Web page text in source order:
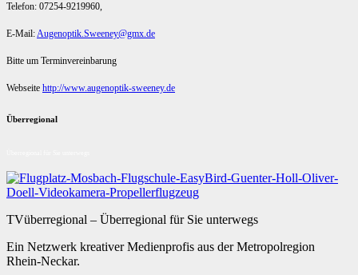
Telefon: 07254-9219960,
E-Mail:Augenoptik.Sweeney@gmx.de
Bitte um Terminvereinbarung
Webseite http://www.augenoptik-sweeney.de
Überregional
TVüberregional – Überregional für Sie unterwegs
Ein Netzwerk kreativer Medienprofis aus der Metropolregion
Rhein-Neckar.